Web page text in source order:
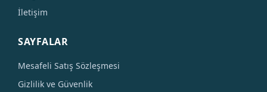
İletişim
SAYFALAR
Mesafeli Satış Sözleşmesi
Gizlilik ve Güvenlik